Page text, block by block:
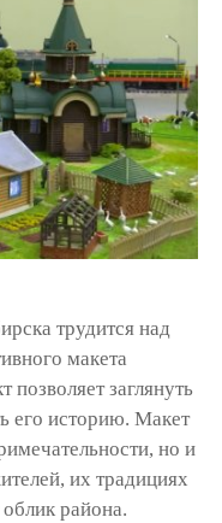
трудится над
макета
заглянуть
его историю. Макет
но и
их традициях
района.